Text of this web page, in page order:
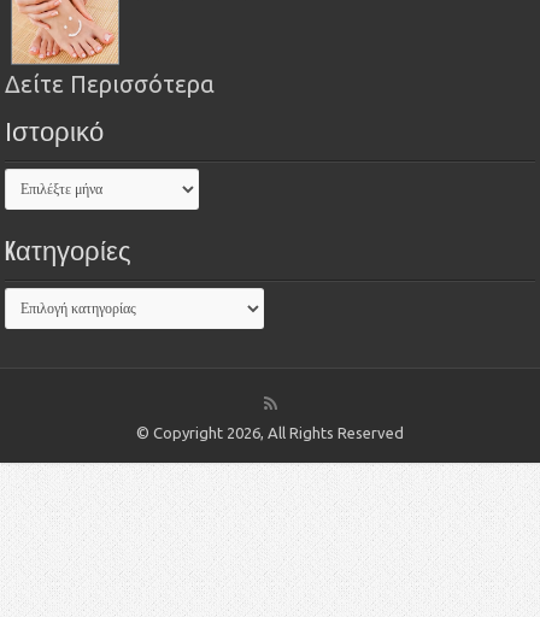
Δείτε Περισσότερα
Ιστορικό
Kατηγορίες
© Copyright 2026, All Rights Reserved